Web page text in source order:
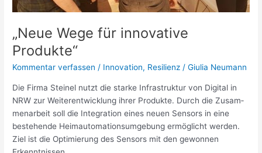
„Neue Wege für inno­va­tive
Produkte“
Kommentar verfassen / Innovation, Resilienz /Giulia Neumann
Die Firma Steinel nutzt die starke Infra­struktur von Digital in
NRW zur Weiter­ent­wick­lung ihrer Produkte. Durch die Zusam­
men­ar­beit soll die Inte­gra­tion eines neuen Sensors in eine
beste­hende Heim­au­to­ma­ti­ons­um­ge­bung ermög­licht werden.
Ziel ist die Opti­mie­rung des Sensors mit den gewonnen